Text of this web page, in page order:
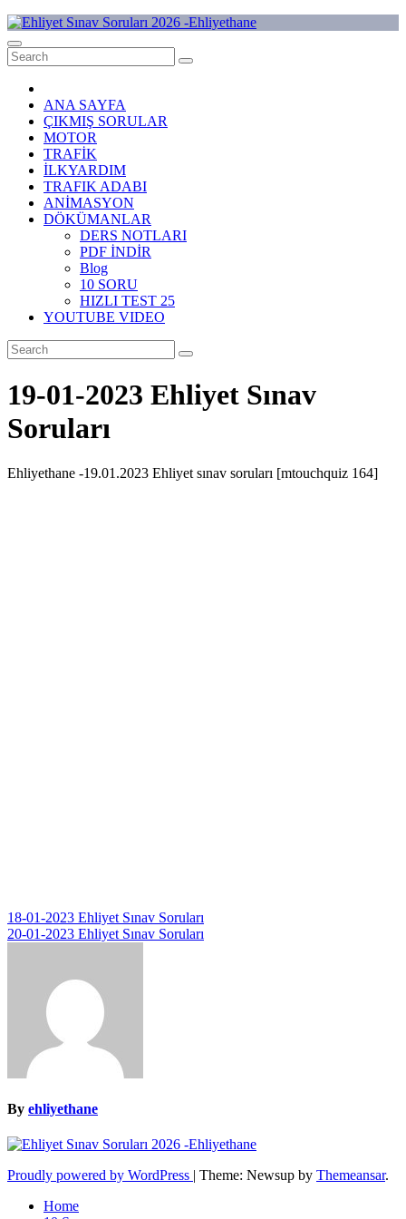
Skip
to
content
Ehliyet Sınav Soruları 2026 -Ehliyethane
ANA SAYFA
ÇIKMIŞ SORULAR
MOTOR
TRAFİK
İLKYARDIM
TRAFIK ADABI
ANİMASYON
DÖKÜMANLAR
DERS NOTLARI
PDF İNDİR
Blog
10 SORU
HIZLI TEST 25
YOUTUBE VIDEO
19-01-2023 Ehliyet Sınav
Soruları
Ehliyethane -19.01.2023 Ehliyet sınav soruları [mtouchquiz 164]
Yazı
gezinmesi
18-01-2023 Ehliyet Sınav Soruları
20-01-2023 Ehliyet Sınav Soruları
By ehliyethane
Proudly powered by WordPress | Theme: Newsup by Themeansar.
Home